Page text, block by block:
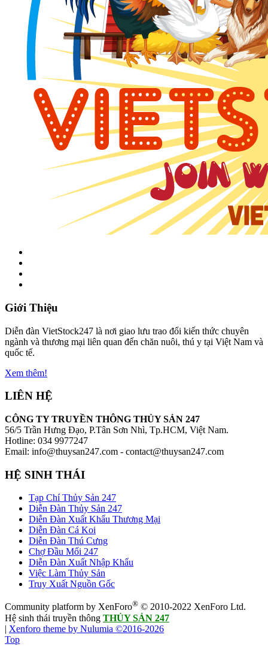
Giới Thiệu
Diễn đàn VietStock247 là nơi giao lưu trao đổi kiến thức chuyên
ngành và thương mại liên quan đến chăn nuôi, thú y tại Việt Nam và
quốc tế.
Xem thêm!
LIÊN HỆ
CÔNG TY TRUYỀN THÔNG THỦY SẢN 247
56/5 Trần Hưng Đạo, P.Tân Sơn Nhì, Tp.HCM, Việt Nam.
Hotline: 034 9977247
Email: info@thuysan247.com - contact@thuysan247.com
HỆ SINH THÁI
Tạp Chí Thủy Sản 247
Diễn Đàn Thủy Sản 247
Diễn Đàn Xuất Khẩu Thương Mại
Diễn Đàn Cá Koi
Diễn Đàn Thú Cưng
Chợ Đầu Mối 247
Diễn Đàn Xuất Nhập Khẩu
Việc Làm Thủy Sản
Truy Xuất Nguồn Gốc
Community platform by XenForo® © 2010-2022 XenForo Ltd.
Hệ sinh thái truyền thông THỦY SẢN 247
| Xenforo theme by Nulumia ©2016-2026
Top